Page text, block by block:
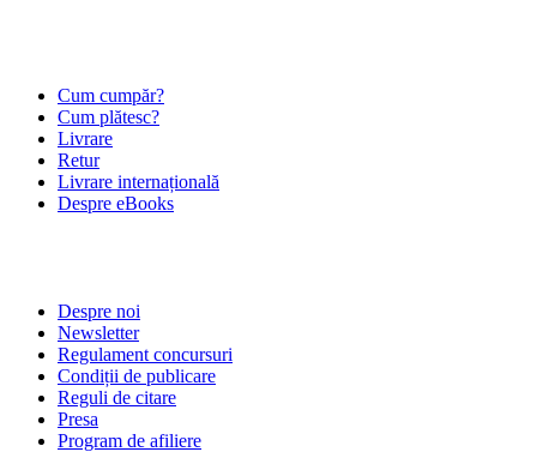
Cum cumpăr?
Cum plătesc?
Livrare
Retur
Livrare internațională
Despre eBooks
Despre noi
Newsletter
Regulament concursuri
Condiții de publicare
Reguli de citare
Presa
Program de afiliere